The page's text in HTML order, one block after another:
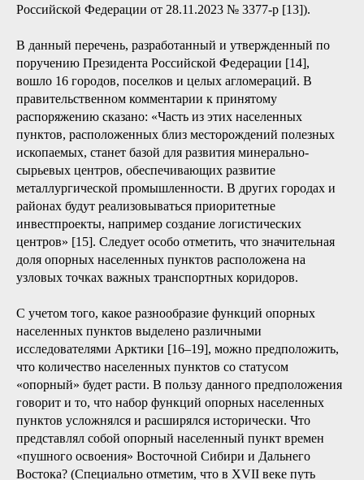
Современные концептуальные представления о феномене
баз пионерного освоения. Понятие базы подчеркивает
неразрывную связь города-форпоста с окружающим его
пространством неосвоенного фронтира» [12, с. 506–507].
Данный фундаментальный принцип, выработанный на
протяжении истории освоения Российской Арктики,
действует и сейчас, несмотря на широкое применение
вахтового метода работы. Поэтому в 2023 году в АЗРФ
введен новый институт «опорных населенных пунктов», и
правительство России по поручению Президента
определило их перечень (распоряжение правительства
Российской Федерации от 28.11.2023 № 3377-р [13]).
В данный перечень, разработанный и утвержденный по
вошло 16 городов, поселков и целых агломераций. В
правительственном комментарии к принятому
распоряжению сказано: «Часть из этих населенных
пунктов, расположенных близ месторождений полезных
ископаемых, станет базой для развития минерально-
сырьевых центров, обеспечивающих развитие
металлургической промышленности. В других городах и
районах будут реализовываться приоритетные
инвестпроекты, например создание логистических
центров» [15]. Следует особо отметить, что значительная